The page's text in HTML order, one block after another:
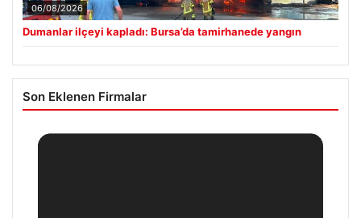
06/08/2026
Dumanlar ilçeyi kapladı: Bursa’da tamirhanede yangın
Son Eklenen Firmalar